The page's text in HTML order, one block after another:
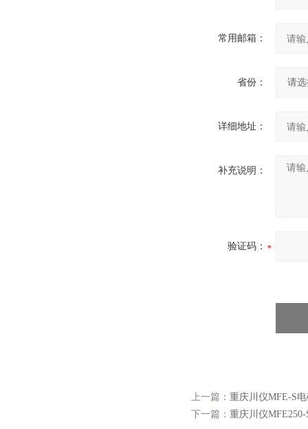
常用邮箱：
省份：
详细地址：
补充说明：
验证码：
上一篇： 重庆川仪MFE-S
下一篇： 重庆川仪